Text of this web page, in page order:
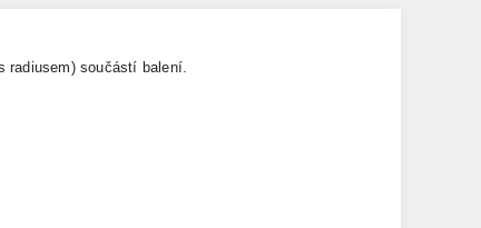
radiusem) součástí balení.